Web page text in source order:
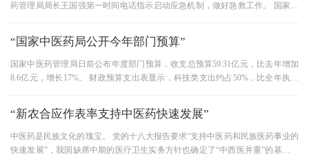
药管理局局长王国强第一时间电话指示启动应急机制，做好急救工作。 国家中
“国家中医药局公开今年部门预算”
国家中医药管理局日前公布年度部门预算，收支总预算59.31亿元，比去年增加
8.6亿元，增长17%。 财政预算支出表显示，科技类支出约占50%，比全年执行
“新农合应作表率支持中医药快速发展”
中医药是民族文化的瑰宝。 党的十八大报告要求“支持中医药和民族医药事业的
快速发展”，我国缺席中期的医疗卫生实务方针也确定了“中西医并重”的基本提